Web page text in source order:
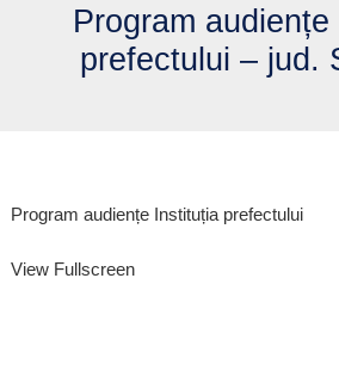
Program
prefectului – jud.
Program audiențe Instituția prefectului
View Fullscreen